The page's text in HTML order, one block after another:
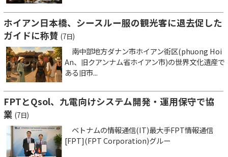
ホイアン日本橋、シースルー服の観光客に退去促した
ガイドに称賛 (7日)
南中部地方ダナン市ホイアン街区(phuong Hoi
An、旧クアンナム省ホイアン市)の世界文化遺産で
ある旧市...
FPTとQsol、九電向けシステム開発・運用保守で協
業 (7日)
ベトナムの情報通信(IT)最大手FPT情報通信
[FPT](FPT Corporation)グルー